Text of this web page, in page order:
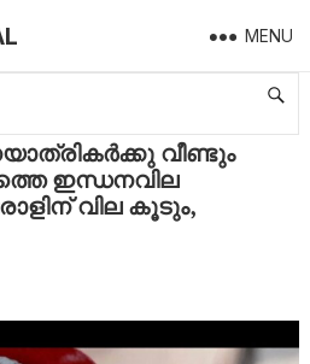
MENU
ഷോക്ക്! ജൂൺ മാസത്തെ ഇന്ധനവില പ്രഖ്യാപിച്ചു; പെട്രോളിന് വില കൂടും, ഡീസലിന് കുറയും
വീണ്ടും
ഇന്ധനവില
വില കൂടും,